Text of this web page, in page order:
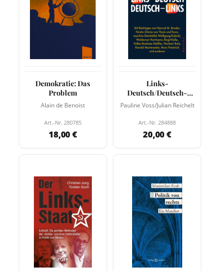
Demokratie: Das
Problem
Alain de Benoist
Art.-Nr. 280785
18,00 €
Links-
Deutsch/Deutsch-
Links
Pauline Voss/Julian Reichelt
Art.-Nr. 284888
20,00 €